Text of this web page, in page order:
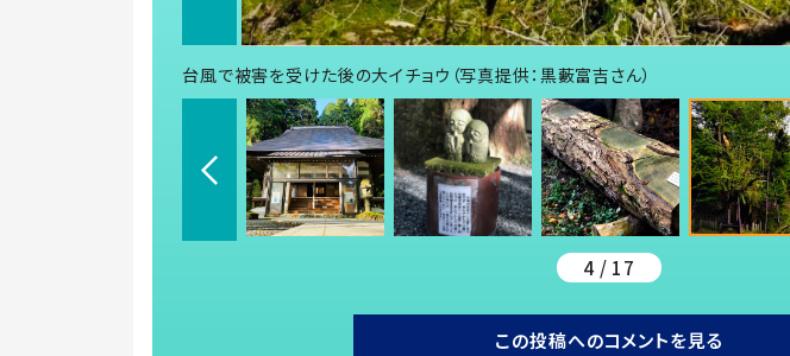
台風で被害を受けた後の大イチョウ（写真提供：黒藪富吉さん）
4 / 17
この投稿へのコメントを見る